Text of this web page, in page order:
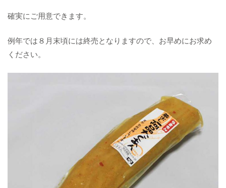
確実にご用意できます。
例年では８月末頃には終売となりますので、お早めにお求め
ください。